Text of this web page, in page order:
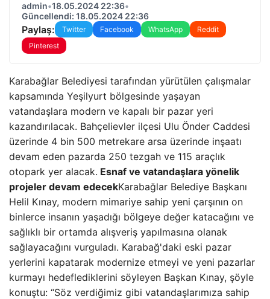
admin•18.05.2024 22:36•
Güncellendi: 18.05.2024 22:36
Paylaş: Twitter Facebook WhatsApp
Reddit
Pinterest
Karabağlar Belediyesi tarafından yürütülen çalışmalar
kapsamında Yeşilyurt bölgesinde yaşayan
vatandaşlara modern ve kapalı bir pazar yeri
kazandırılacak. Bahçelievler ilçesi Ulu Önder Caddesi
üzerinde 4 bin 500 metrekare arsa üzerinde inşaatı
devam eden pazarda 250 tezgah ve 115 araçlık
otopark yer alacak. Esnaf ve vatandaşlara yönelik
projeler devam edecekKarabağlar Belediye Başkanı
Helil Kınay, modern mimariye sahip yeni çarşının on
binlerce insanın yaşadığı bölgeye değer katacağını ve
sağlıklı bir ortamda alışveriş yapılmasına olanak
sağlayacağını vurguladı. Karabağ'daki eski pazar
yerlerini kapatarak modernize etmeyi ve yeni pazarlar
kurmayı hedeflediklerini söyleyen Başkan Kınay, şöyle
konuştu: “Söz verdiğimiz gibi vatandaşlarımıza sahip